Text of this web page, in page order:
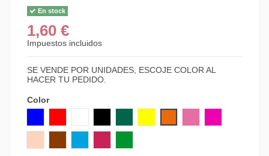
En stock
1,60 €
Impuestos incluidos
SE VENDE POR UNIDADES, ESCOJE COLOR AL
HACER TU PEDIDO.
Color